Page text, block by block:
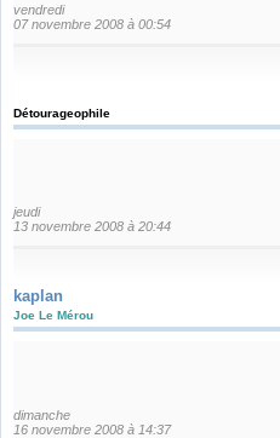
vendredi
07 novembre 2008 à 00:54
Détourageophile
jeudi
13 novembre 2008 à 20:44
kaplan
Joe Le Mérou
dimanche
16 novembre 2008 à 14:37